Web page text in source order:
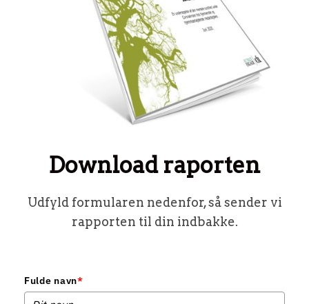
Download raporten
Udfyld formularen nedenfor, så sender vi
rapporten til din indbakke.
Fulde navn*